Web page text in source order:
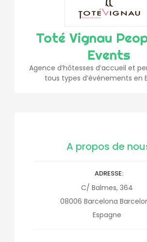
Toté Vignau
Events
Agence d’hôtesses d’accueil et
tous types d’événements en
A propos de
ADRESSE
C/ Balmes, 364
08006 Barcelona
Espagne